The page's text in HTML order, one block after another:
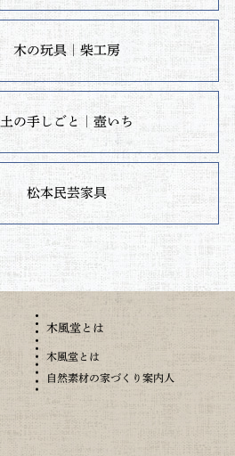
木の玩具｜柴工房
土の手しごと｜壺いち
松本民芸家具
木風堂とは
木風堂とは
自然素材の家づくり案内人